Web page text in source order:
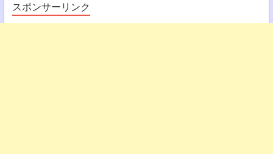
スポンサーリンク